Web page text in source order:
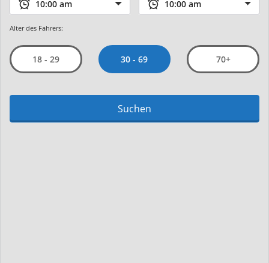
Alter des Fahrers:
18 - 29 30 - 69 70+
Suchen